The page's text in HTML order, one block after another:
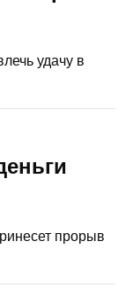
удачу в
прорыв